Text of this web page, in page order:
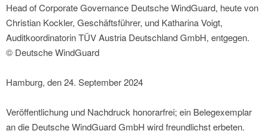
Head of Corporate Governance Deutsche WindGuard, heute von
Christian Kockler, Geschäftsführer, und Katharina Voigt,
Auditkoordinatorin TÜV Austria Deutschland GmbH, entgegen.
© Deutsche WindGuard
Hamburg, den 24. September 2024
Veröffentlichung und Nachdruck honorarfrei; ein Belegexemplar
an die Deutsche WindGuard GmbH wird freundlichst erbeten.